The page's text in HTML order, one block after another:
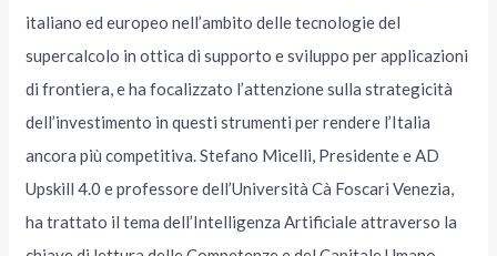
italiano ed europeo nell’ambito delle tecnologie del
supercalcolo in ottica di supporto e sviluppo per applicazioni
di frontiera, e ha focalizzato l’attenzione sulla strategicità
dell’investimento in questi strumenti per rendere l’Italia
ancora più competitiva. Stefano Micelli, Presidente e AD
Upskill 4.0 e professore dell’Università Cà Foscari Venezia,
ha trattato il tema dell’Intelligenza Artificiale attraverso la